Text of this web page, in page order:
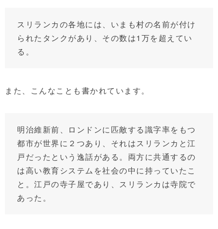
スリランカの各地には、いまも村の名前が付け
られたタンクがあり、その数は1万を超えてい
る。
また、こんなことも書かれています。
明治維新前、ロンドンに匹敵する識字率をもつ
都市が世界に２つあり、それはスリランカと江
戸だったという逸話がある。両方に共通するの
は高い教育システムを社会の中に持っていたこ
と。江戸の寺子屋であり、スリランカは寺院で
あった。